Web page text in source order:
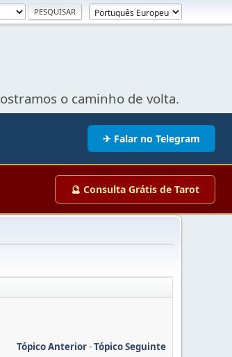
o caminho de volta.
✈ Falar no Telegram
🔮 Consulta Grátis de Tarot
Tópico Anterior-Tópico Seguinte